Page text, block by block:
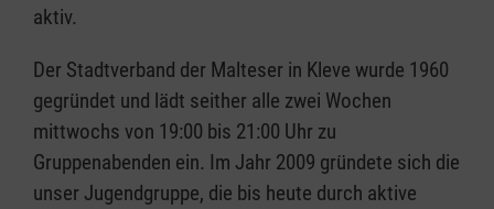
aktiv.
Der Stadtverband der Malteser in Kleve wurde 1960
gegründet und lädt seither alle zwei Wochen
mittwochs von 19:00 bis 21:00 Uhr zu
Gruppenabenden ein. Im Jahr 2009 gründete sich die
unser Jugendgruppe, die bis heute durch aktive